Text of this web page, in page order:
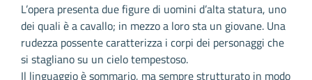
L’opera presenta due figure di uomini d’alta statura, uno
dei quali è a cavallo; in mezzo a loro sta un giovane. Una
rudezza possente caratterizza i corpi dei personaggi che
si stagliano su un cielo tempestoso.
Il linguaggio è sommario, ma sempre strutturato in modo